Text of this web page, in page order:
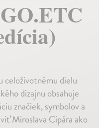
celoživotnému dielu
dizajnu obsahuje
značiek, symbolov a
Miroslava Cipára ako